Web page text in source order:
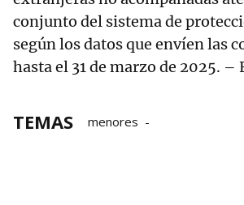
conjunto del sistema de
según los datos que envíen las
hasta el 31 de marzo de 2025. –
TEMAS
menores